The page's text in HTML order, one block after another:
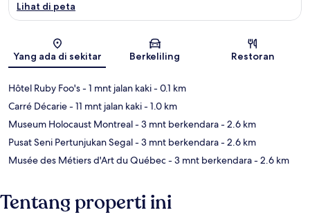
Peta
Lihat di peta
Yang ada di sekitar Berkeliling Restoran
Hôtel Ruby Foo's- 1 mnt jalan kaki- 0.1 km
Carré Décarie- 11 mnt jalan kaki- 1.0 km
Museum Holocaust Montreal- 3 mnt berkendara- 2.6 km
Pusat Seni Pertunjukan Segal- 3 mnt berkendara- 2.6 km
Musée des Métiers d'Art du Québec- 3 mnt berkendara- 2.6 km
Tentang properti ini